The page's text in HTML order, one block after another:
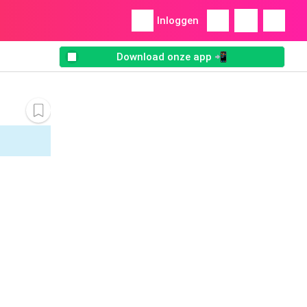
Inloggen
Download onze app 📲